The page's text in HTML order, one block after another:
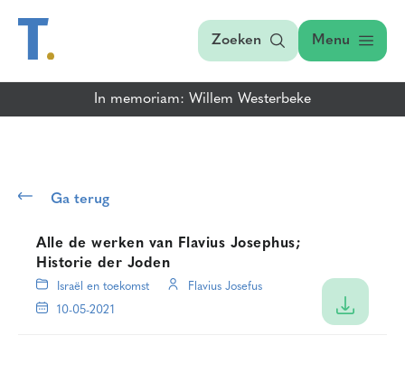
Zoeken Menu
In memoriam: Willem Westerbeke
Ga terug
Alle de werken van Flavius Josephus;
Historie der Joden
Israël en toekomst
Flavius Josefus
10-05-2021